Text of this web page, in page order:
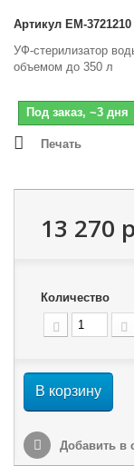
Артикул EM-3721210
УФ-стерилизатор
объемом до 350 л
Под заказ, ~3 дня
Печать
13 270
Количество
В корзину
Добавить в